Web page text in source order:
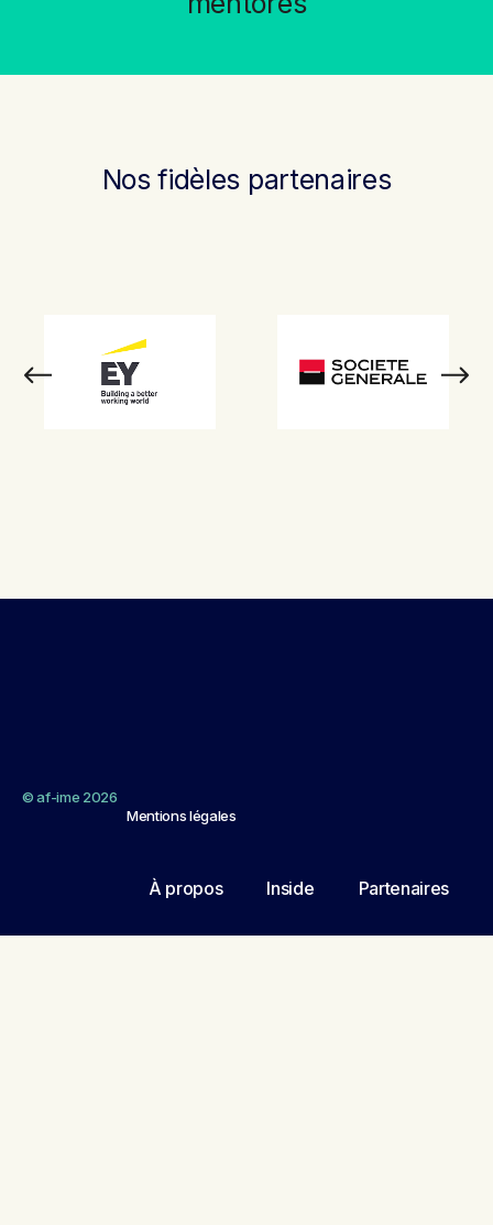
Nos fidèles partenaires
© af-ime 2026
Mentions légales
À propos Inside Partenaires